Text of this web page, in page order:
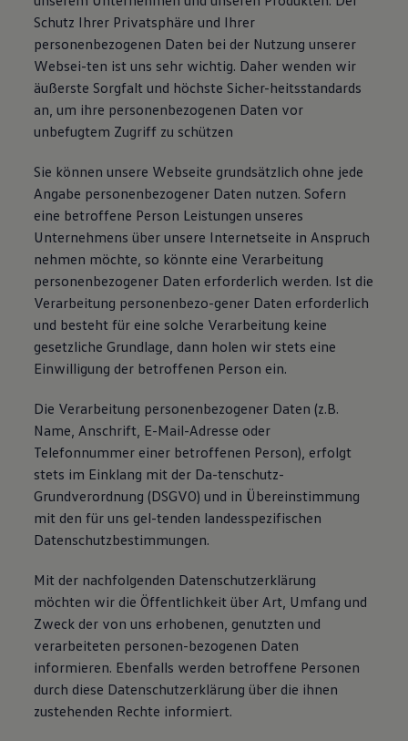
Schutz Ihrer Privatsphäre und Ihrer
personenbezogenen Daten bei der Nutzung unserer
Websei-ten ist uns sehr wichtig. Daher wenden wir
äußerste Sorgfalt und höchste Sicher-heitsstandards
an, um ihre personenbezogenen Daten vor
unbefugtem Zugriff zu schützen
Sie können unsere Webseite grundsätzlich ohne jede
Angabe personenbezogener Daten nutzen. Sofern
eine betroffene Person Leistungen unseres
Unternehmens über unsere Internetseite in Anspruch
nehmen möchte, so könnte eine Verarbeitung
personenbezogener Daten erforderlich werden. Ist die
Verarbeitung personenbezo-gener Daten erforderlich
und besteht für eine solche Verarbeitung keine
gesetzliche Grundlage, dann holen wir stets eine
Einwilligung der betroffenen Person ein.
Die Verarbeitung personenbezogener Daten (z.B.
Name, Anschrift, E-Mail-Adresse oder
Telefonnummer einer betroffenen Person), erfolgt
stets im Einklang mit der Da-tenschutz-
Grundverordnung (DSGVO) und in Übereinstimmung
mit den für uns gel-tenden landesspezifischen
Datenschutzbestimmungen.
Mit der nachfolgenden Datenschutzerklärung
möchten wir die Öffentlichkeit über Art, Umfang und
Zweck der von uns erhobenen, genutzten und
verarbeiteten personen-bezogenen Daten
informieren. Ebenfalls werden betroffene Personen
durch diese Datenschutzerklärung über die ihnen
zustehenden Rechte informiert.